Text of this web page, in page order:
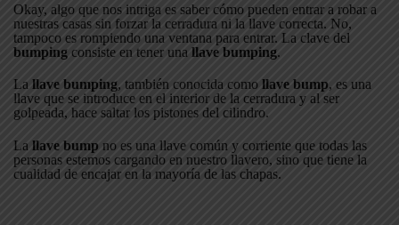
Okay, algo que nos intriga es saber cómo pueden entrar a robar a
nuestras casas sin forzar la cerradura ni la llave correcta. No,
tampoco es rompiendo una ventana para entrar. La clave del
bumping consiste en tener una llave bumping.
La llave bumping, también conocida como llave bump, es una
llave que se introduce en el interior de la cerradura y al ser
golpeada, hace saltar los pistones del cilindro.
La llave bump no es una llave común y corriente que todas las
personas estemos cargando en nuestro llavero, sino que tiene la
cualidad de encajar en la mayoría de las chapas.